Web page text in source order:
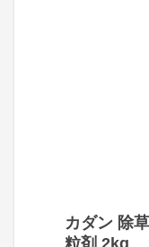
カダン 除
粒剤 2kg